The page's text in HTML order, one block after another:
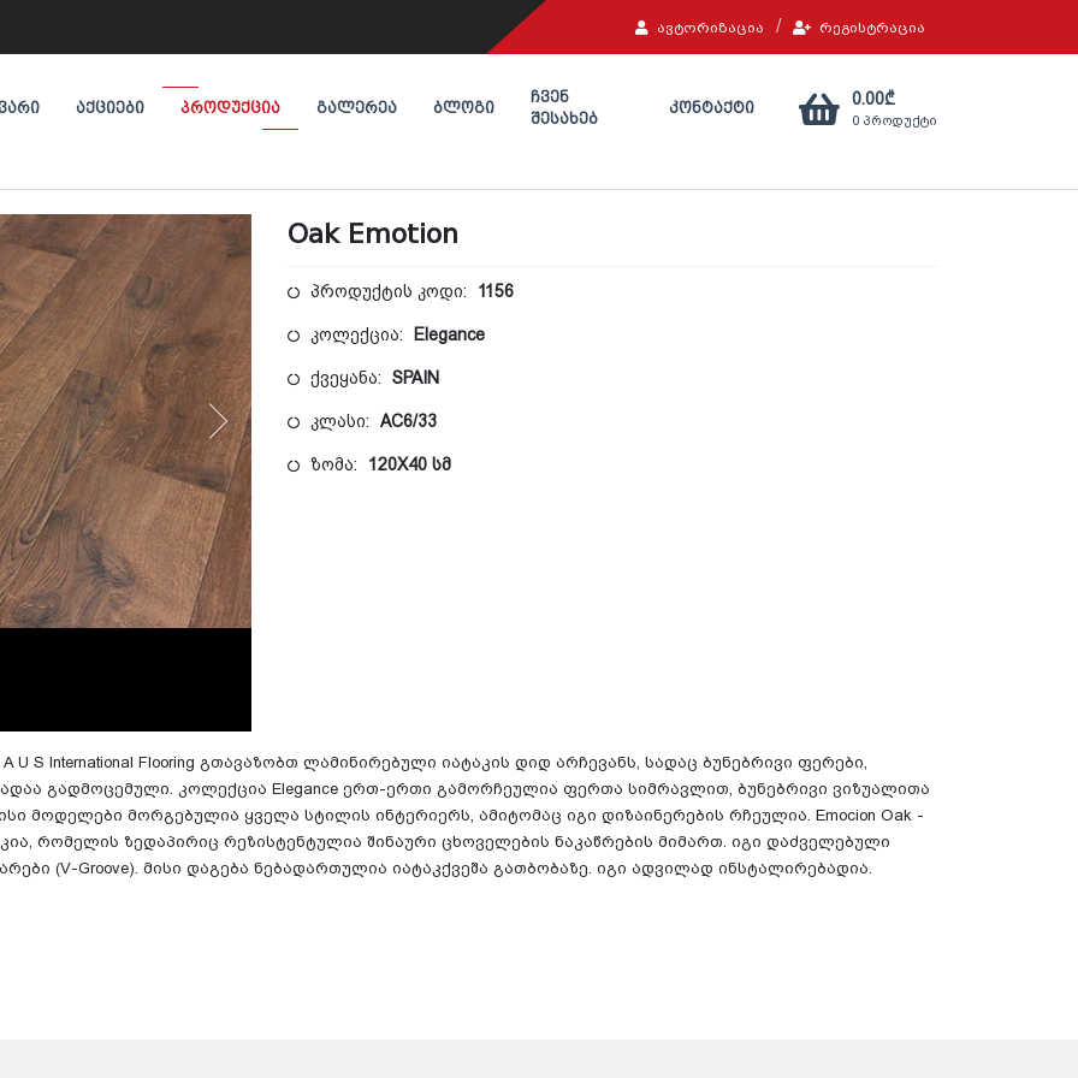
ᲐᲕᲢᲝᲠᲘᲖᲐᲪᲘᲐ ᲠᲔᲒᲘᲡᲢᲠᲐᲪᲘᲐ
ᲐᲥᲪᲘᲔᲑᲘ ᲞᲠᲝᲓᲣᲥᲪᲘᲐ ᲒᲐᲚᲔᲠᲔᲐ ᲑᲚᲝᲒᲘ
ᲩᲕᲔᲜ
ᲨᲔᲡᲐᲮᲔᲑ
ᲙᲝᲜᲢᲐᲥᲢᲘ
0.00₾
0პროდუქტი
Oak Emotion
პროდუქტის კოდი: 1156
კოლექცია: Elegance
ქვეყანა: SPAIN
კლასი: AC6/33
ზომა: 120X40 სმ
U S International Flooring გთავაზობთ ლამინირებული იატაკის დიდ არჩევანს, სადაც ბუნებრივი ფერები,
გადმოცემული. კოლექცია Elegance ერთ-ერთი გამორჩეულია ფერთა სიმრავლით, ბუნებრივი ვიზუალითა
მოდელები მორგებულია ყველა სტილის ინტერიერს, ამიტომაც იგი დიზაინერების რჩეულია. Emocion Oak -
რომელის ზედაპირიც რეზისტენტულია შინაური ცხოველების ნაკაწრების მიმართ. იგი დაძველებული
(V-Groove). მისი დაგება ნებადართულია იატაკქვეშა გათბობაზე. იგი ადვილად ინსტალირებადია.